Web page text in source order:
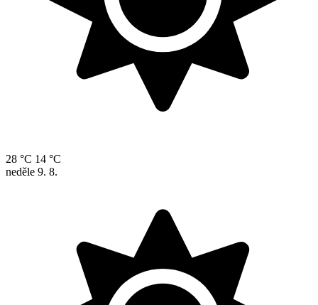
28 °C 14 °C
neděle 9. 8.